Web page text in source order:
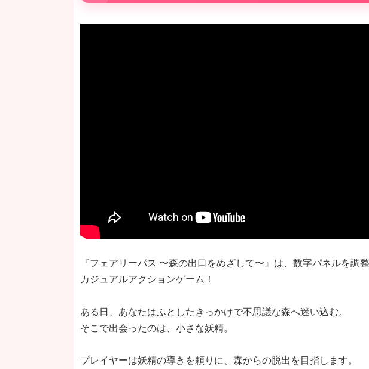
『フェアリーパス 〜森の出口をめざして〜』は、数字パネルを調
カジュアルアクションゲーム！
ある日、あなたはふとしたきっかけで不思議な森へ迷い込む。
そこで出会ったのは、小さな妖精。
プレイヤーは妖精の導きを頼りに、森からの脱出を目指します。